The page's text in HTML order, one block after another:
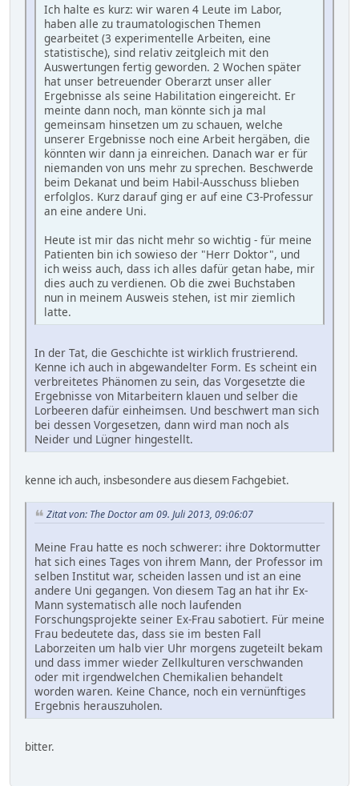
Ich halte es kurz: wir waren 4 Leute im Labor,
haben alle zu traumatologischen Themen
gearbeitet (3 experimentelle Arbeiten, eine
statistische), sind relativ zeitgleich mit den
Auswertungen fertig geworden. 2 Wochen später
hat unser betreuender Oberarzt unser aller
Ergebnisse als seine Habilitation eingereicht. Er
meinte dann noch, man könnte sich ja mal
gemeinsam hinsetzen um zu schauen, welche
unserer Ergebnisse noch eine Arbeit hergäben, die
könnten wir dann ja einreichen. Danach war er für
niemanden von uns mehr zu sprechen. Beschwerde
beim Dekanat und beim Habil-Ausschuss blieben
erfolglos. Kurz darauf ging er auf eine C3-Professur
an eine andere Uni.
Heute ist mir das nicht mehr so wichtig - für meine
Patienten bin ich sowieso der "Herr Doktor", und
ich weiss auch, dass ich alles dafür getan habe, mir
dies auch zu verdienen. Ob die zwei Buchstaben
nun in meinem Ausweis stehen, ist mir ziemlich
latte.
In der Tat, die Geschichte ist wirklich frustrierend.
Kenne ich auch in abgewandelter Form. Es scheint ein
verbreitetes Phänomen zu sein, das Vorgesetzte die
Ergebnisse von Mitarbeitern klauen und selber die
Lorbeeren dafür einheimsen. Und beschwert man sich
bei dessen Vorgesetzen, dann wird man noch als
Neider und Lügner hingestellt.
kenne ich auch, insbesondere aus diesem Fachgebiet.
Zitat von: The Doctor am 09. Juli 2013, 09:06:07
Meine Frau hatte es noch schwerer: ihre Doktormutter
hat sich eines Tages von ihrem Mann, der Professor im
selben Institut war, scheiden lassen und ist an eine
andere Uni gegangen. Von diesem Tag an hat ihr Ex-
Mann systematisch alle noch laufenden
Forschungsprojekte seiner Ex-Frau sabotiert. Für meine
Frau bedeutete das, dass sie im besten Fall
Laborzeiten um halb vier Uhr morgens zugeteilt bekam
und dass immer wieder Zellkulturen verschwanden
oder mit irgendwelchen Chemikalien behandelt
worden waren. Keine Chance, noch ein vernünftiges
Ergebnis herauszuholen.
bitter.